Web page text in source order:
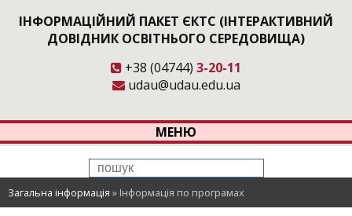
ІНФОРМАЦІЙНИЙ ПАКЕТ ЄКТС (ІНТЕРАКТИВНИЙ
ДОВІДНИК ОСВІТНЬОГО СЕРЕДОВИЩА)
+38 (04744) 3-20-11
udau@udau.edu.ua
МЕНЮ
Загальна інформація » Інформація по програмах